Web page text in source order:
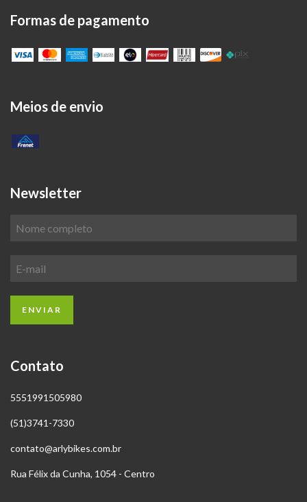
Formas de pagamento
Meios de envio
Newsletter
Contato
5551991505980
(51)3741-7330
contato@arlybikes.com.br
Rua Félix da Cunha, 1054 - Centro